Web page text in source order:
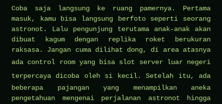
Coba saja langsung ke ruang pamernya. Pertama
masuk, kamu bisa langsung berfoto seperti seorang
astronot. Lalu pengunjung terutama anak-anak akan
dibuat kagum dengan replika roket berukuran
raksasa. Jangan cuma dilihat dong, di area atasnya
ada control room yang bisa slot server luar negeri
terpercaya dicoba oleh si kecil. Setelah itu, ada
beberapa pajangan yang menampilkan aneka
pengetahuan mengenai perjalanan astronot hingga